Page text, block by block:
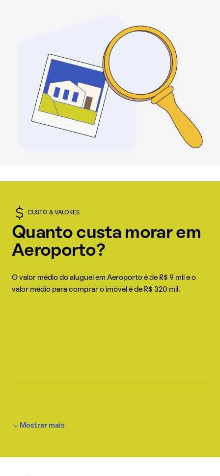
CUSTO & VALORES
Quanto custa morar em
Aeroporto?
O valor médio do aluguel em Aeroporto é de R$ 9 mil e o
valor médio para comprar o imóvel é de R$ 320 mil.
Mostrar mais